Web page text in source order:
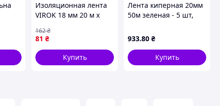
Изоляционная лента
VIROK 18 мм 20 м x
цвета для надежной
защиты проводов
81 ₴
162₴
Купить
Лента киперная 20мм
50м зеленая - 5 шт,
00000001321
933.80 ₴
Купить